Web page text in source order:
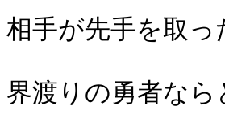
相手が先手を取
界渡りの勇者なら